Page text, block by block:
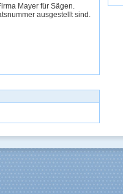
Mayer für Sägen.
ausgestellt sind.